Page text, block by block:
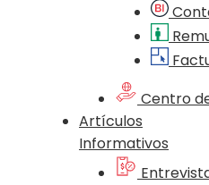
Centro
Artículos
Informativos